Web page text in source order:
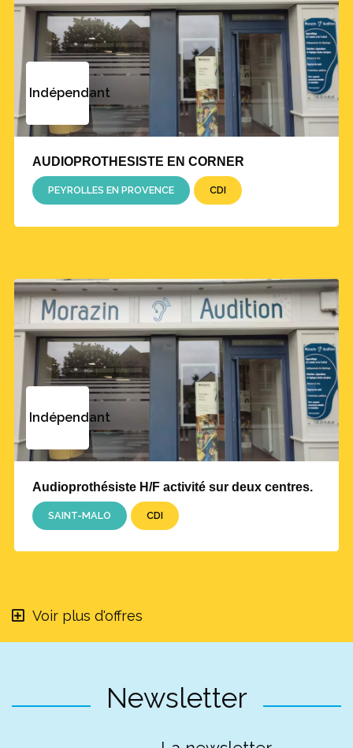
Indépendant
AUDIOPROTHESISTE EN CORNER
PEYROLLES EN PROVENCE CDI
Indépendant
Audioprothésiste H/F activité sur deux centres.
SAINT-MALO CDI
Voir plus d'offres
Newsletter